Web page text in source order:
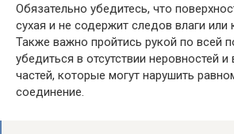
Обязательно убедитесь, что
сухая и не содержит следов влаги или
Также важно пройтись рукой по всей
убедиться в отсутствии неровностей
частей, которые могут нарушить
соединение.